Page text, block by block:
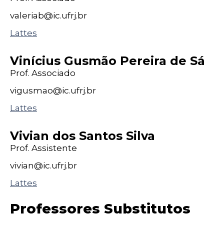
valeriab@ic.ufrj.br
Lattes
Vinícius Gusmão Pereira de Sá
Prof. Associado
vigusmao@ic.ufrj.br
Lattes
Vivian dos Santos Silva
Prof. Assistente
vivian@ic.ufrj.br
Lattes
Professores Substitutos